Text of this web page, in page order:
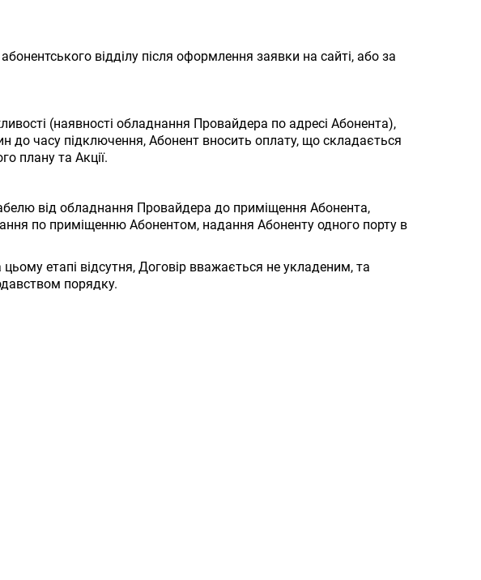
відділу після оформлення заявки на сайті, або за
(наявності обладнання Провайдера по адресі Абонента),
до часу підключення, Абонент вносить оплату, що складається
плану та Акції.
від обладнання Провайдера до приміщення Абонента,
по приміщенню Абонентом, надання Абоненту одного порту в
етапі відсутня, Договір вважається не укладеним, та
порядку.